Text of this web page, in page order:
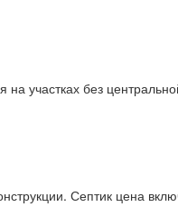
участках без
Септик цена